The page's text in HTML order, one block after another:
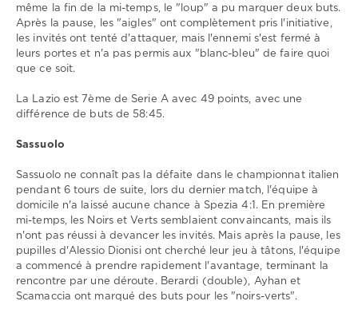
même la fin de la mi-temps, le "loup" a pu marquer deux buts.
Après la pause, les "aigles" ont complètement pris l'initiative,
les invités ont tenté d'attaquer, mais l'ennemi s'est fermé à
leurs portes et n'a pas permis aux "blanc-bleu" de faire quoi
que ce soit.
La Lazio est 7ème de Serie A avec 49 points, avec une
différence de buts de 58:45.
Sassuolo
Sassuolo ne connaît pas la défaite dans le championnat italien
pendant 6 tours de suite, lors du dernier match, l'équipe à
domicile n'a laissé aucune chance à Spezia 4:1. En première
mi-temps, les Noirs et Verts semblaient convaincants, mais ils
n'ont pas réussi à devancer les invités. Mais après la pause, les
pupilles d'Alessio Dionisi ont cherché leur jeu à tâtons, l'équipe
a commencé à prendre rapidement l'avantage, terminant la
rencontre par une déroute. Berardi (double), Ayhan et
Scamaccia ont marqué des buts pour les "noirs-verts".